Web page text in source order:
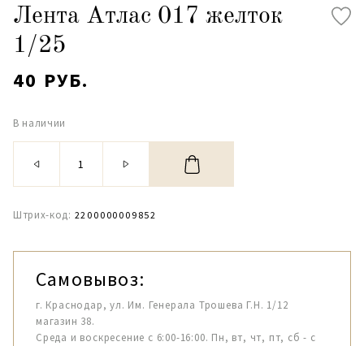
Лента Атлас 017 желток
1/25
40 РУБ.
В наличии
Штрих-код: 2200000009852
Самовывоз:
г. Краснодар, ул. Им. Генерала Трошева Г.Н. 1/12
магазин 38.
Среда и воскресение с 6:00-16:00. Пн, вт, чт, пт, сб - с